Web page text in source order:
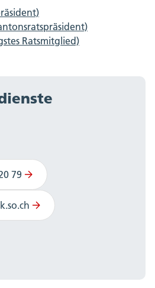
Stellungnahmen RR
RL vom 04.04.2025
Nichterheblicherklärung
Ratsmitglied)
79